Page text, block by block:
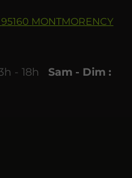
95160 MONTMORENCY
- 18h
Sam - Dim :